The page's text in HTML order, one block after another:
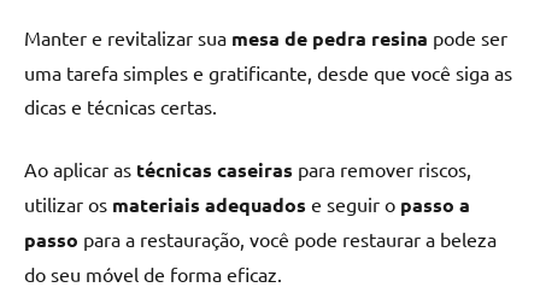
Manter e revitalizar sua mesa de pedra resina pode ser
uma tarefa simples e gratificante, desde que você siga as
dicas e técnicas certas.
Ao aplicar as técnicas caseiras para remover riscos,
utilizar os materiais adequados e seguir o passo a
passo para a restauração, você pode restaurar a beleza
do seu móvel de forma eficaz.